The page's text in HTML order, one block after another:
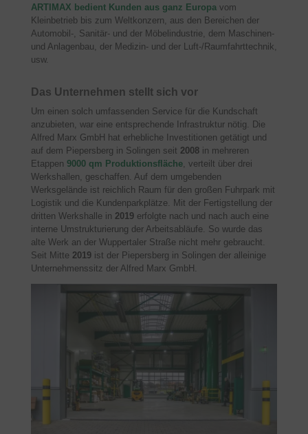
ARTIMAX bedient Kunden aus ganz Europavom
Kleinbetrieb bis zum Weltkonzern, aus den Bereichen der
Automobil-, Sanitär- und der Möbelindustrie, dem Maschinen-
und Anlagenbau, der Medizin- und der Luft-/Raumfahrttechnik,
usw.
Das Unternehmen stellt sich vor
Um einen solch umfassenden Service für die Kundschaft
anzubieten, war eine entsprechende Infrastruktur nötig. Die
Alfred Marx GmbH hat erhebliche Investitionen getätigt und
auf dem Piepersberg in Solingen seit 2008in mehreren
Etappen 9000 qm Produktionsfläche, verteilt über drei
Werkshallen, geschaffen. Auf dem umgebenden
Werksgelände ist reichlich Raum für den großen Fuhrpark mit
Logistik und die Kundenparkplätze. Mit der Fertigstellung der
dritten Werkshalle in 2019erfolgte nach und nach auch eine
interne Umstrukturierung der Arbeitsabläufe. So wurde das
alte Werk an der Wuppertaler Straße nicht mehr gebraucht.
Seit Mitte 2019ist der Piepersberg in Solingen der alleinige
Unternehmenssitz der Alfred Marx GmbH.